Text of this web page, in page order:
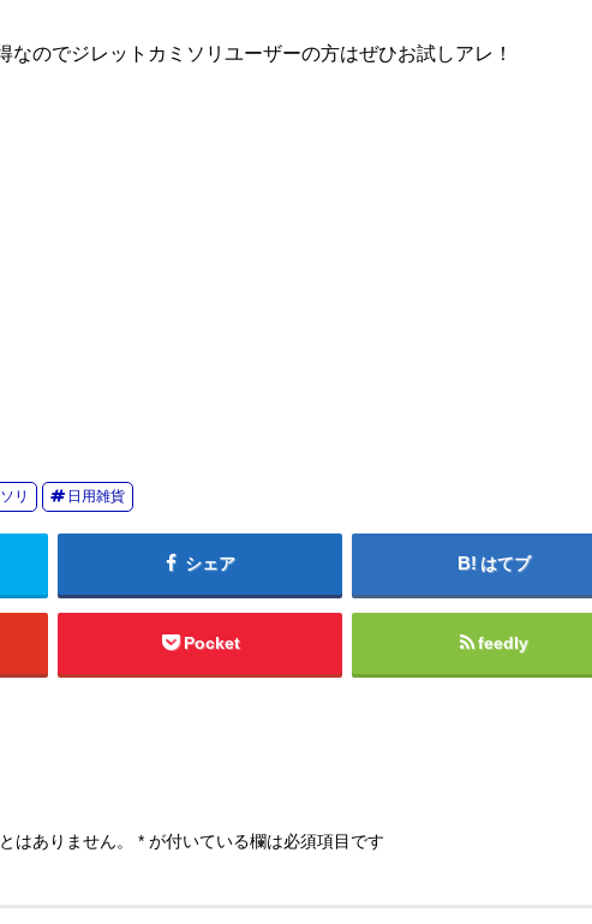
なのでジレットカミソリユーザーの方はぜひお試しアレ！
リ 日用雑貨
シェア はてブ
Pocket feedly
はありません。 * が付いている欄は必須項目です